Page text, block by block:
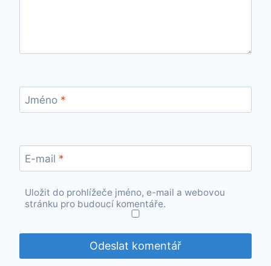
Jméno *
E-mail *
Uložit do prohlížeče jméno, e-mail a webovou
stránku pro budoucí komentáře.